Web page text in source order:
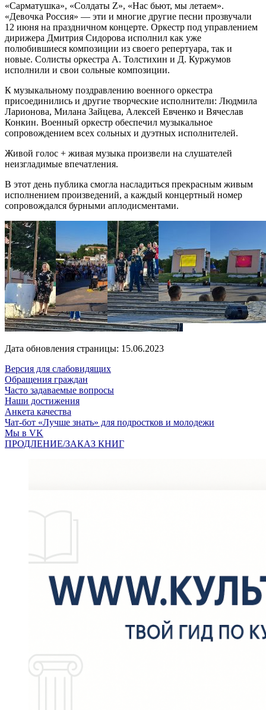
«Сарматушка», «Солдаты Z», «Нас бьют, мы летаем».
«Девочка Россия» — эти и многие другие песни прозвучали
12 июня на праздничном концерте. Оркестр под управлением
дирижера Дмитрия Сидорова исполнил как уже
полюбившиеся композиции из своего репертуара, так и
новые. Солисты оркестра А. Толстихин и Д. Куржумов
исполнили и свои сольные композиции.
К музыкальному поздравлению военного оркестра
присоединились и другие творческие исполнители: Людмила
Ларионова, Милана Зайцева, Алексей Евченко и Вячеслав
Конкин. Военный оркестр обеспечил музыкальное
сопровождением всех сольных и дуэтных исполнителей.
Живой голос + живая музыка произвели на слушателей
неизгладимые впечатления.
В этот день публика смогла насладиться прекрасным живым
исполнением произведений, а каждый концертный номер
сопровождался бурными аплодисментами.
Дата обновления страницы: 15.06.2023
Версия для слабовидящих
Обращения граждан
Часто задаваемые вопросы
Наши достижения
Анкета качества
Чат-бот «Лучше знать» для подростков и молодежи
Мы в VK
ПРОДЛЕНИЕ/ЗАКАЗ КНИГ